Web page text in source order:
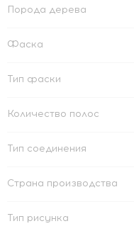
Порода дерева
Фаска
Тип фаски
Количество полос
Тип соединения
Страна производства
Тип рисунка